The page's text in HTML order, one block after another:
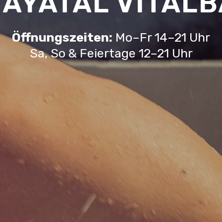
Öffnungszeiten: Mo–Fr 14–21 Uhr
Sa, So & Feiertage 12–21 Uhr